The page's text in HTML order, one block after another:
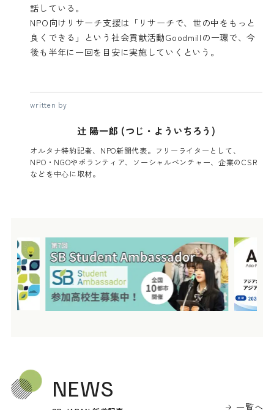
話している。
NPO向けリサーチ支援は「リサーチで、世の中をもっと
良くできる」という社会貢献活動Goodmillの一環で、今
後も半年に一回を目安に実施していくという。
written by
辻 陽一郎 (つじ・よういちろう)
オルタナ特約記者、NPO新聞代表。フリーライターとして、
NPO・NGOやボランティア、ソーシャルベンチャー、企業のCSR
などを中心に取材。
NEWS
一覧へ